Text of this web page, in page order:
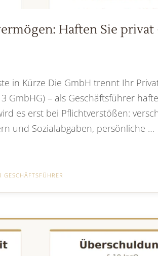
Haften Sie
in Kürze Die GmbH trennt Ihr
GmbHG) – als Geschäftsführer
es erst bei Pflichtverstößen:
und Sozialabgaben, persönliche …